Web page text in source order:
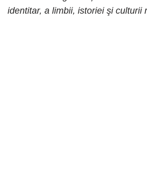
identitar, a limbii, istoriei şi culturii